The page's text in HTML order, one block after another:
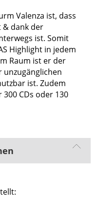
Valenza ist, dass
& dank der
ist. Somit
Highlight in jedem
Raum ist er der
unzugänglichen
ist. Zudem
CDs oder 130